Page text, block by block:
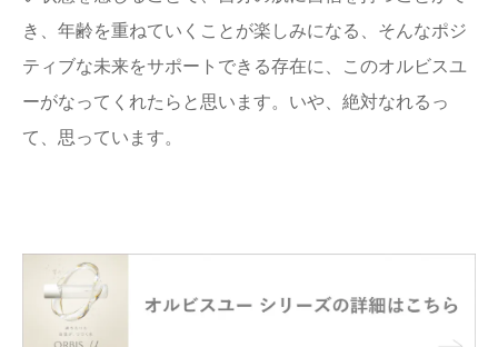
き、年齢を重ねていくことが楽しみになる、そんなポジ
ティブな未来をサポートできる存在に、このオルビスユ
ーがなってくれたらと思います。いや、絶対なれるっ
て、思っています。